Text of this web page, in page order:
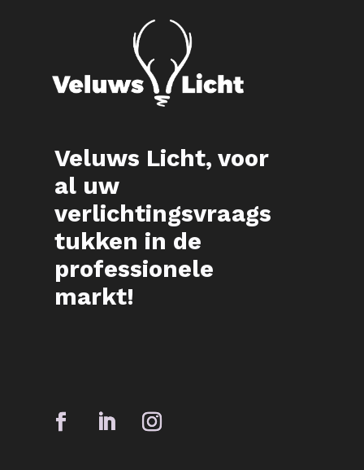
Veluws Licht, voor
al uw
verlichtingsvraags
tukken in de
professionele
markt!